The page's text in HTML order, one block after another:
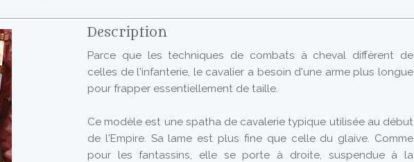
Description
Parce que les techniques de combats à cheval diffèrent de
celles de l'infanterie, le cavalier a besoin d'une arme plus longue
pour frapper essentiellement de taille.
Ce modèle est une spatha de cavalerie typique utilisée au début
de l'Empire. Sa lame est plus fine que celle du glaive. Comme
pour les fantassins, elle se porte à droite, suspendue à la